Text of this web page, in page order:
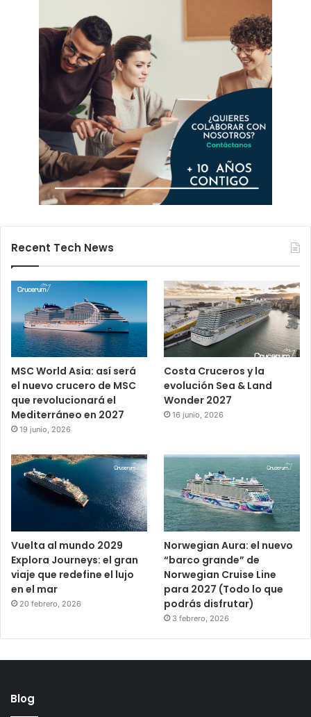
Recent Tech News
MSC World Asia: así será
el nuevo crucero de MSC
que revolucionará el
Mediterráneo en 2027
19 junio, 2026
Costa Cruceros y la
evolución Sea & Land
Wonder 2027
16 junio, 2026
Vuelta al mundo 2029
Explora Journeys: el gran
viaje que redefine el lujo
en el mar
20 febrero, 2026
Norwegian Aura: el nuevo
“barco grande” de
Norwegian Cruise Line
para 2027 (Todo lo que
podrás disfrutar)
3 febrero, 2026
Blog